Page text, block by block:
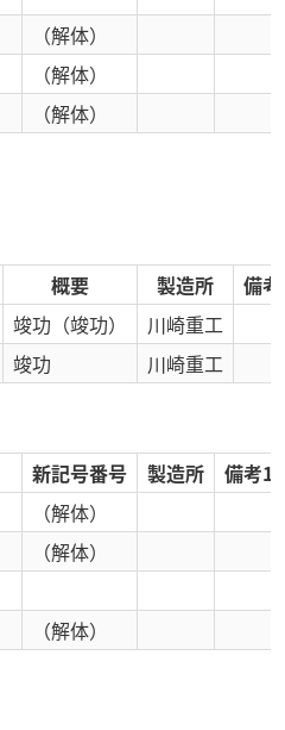
（解体）
（解体）
（解体）
概要 製造所
備
竣功 （竣功）
川崎重工
竣功 川崎重工
新記号番号 製造所
備考1
（解体）
（解体）
（解体）